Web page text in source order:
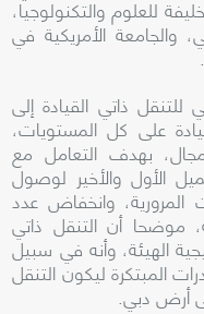
للعلوم والتكنولوجيا،
والجامعة الأمريكية في
ذاتي القيادة إلى
على كل المستويات،
بهدف التعامل مع
الأول والأخير لوصول
المرورية، وانخفاض عدد
موضحا أن التنقل ذاتي
الهيئة، وأنه في سبيل
المبتكرة ليكون التنقل
أرض دبي.